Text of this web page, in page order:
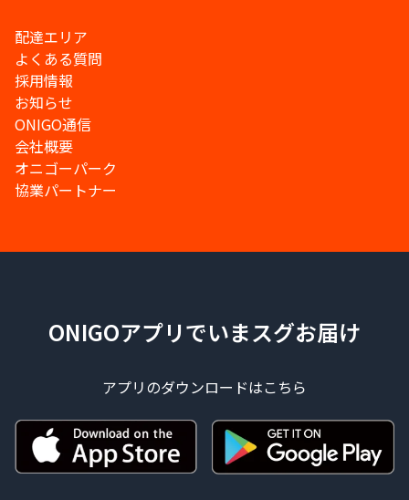
配達エリア
よくある質問
採用情報
お知らせ
ONIGO通信
会社概要
オニゴーパーク
協業パートナー
ONIGOアプリでいまスグお届け
アプリのダウンロードはこちら